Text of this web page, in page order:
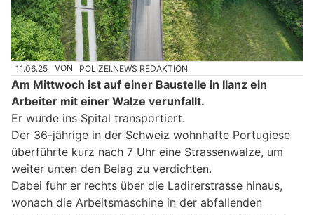
11.06.25 VON POLIZEI.NEWS REDAKTION
Am Mittwoch ist auf einer Baustelle in Ilanz ein
Arbeiter mit einer Walze verunfallt.
Er wurde ins Spital transportiert.
Der 36-jährige in der Schweiz wohnhafte Portugiese
überführte kurz nach 7 Uhr eine Strassenwalze, um
weiter unten den Belag zu verdichten.
Dabei fuhr er rechts über die Ladirerstrasse hinaus,
wonach die Arbeitsmaschine in der abfallenden